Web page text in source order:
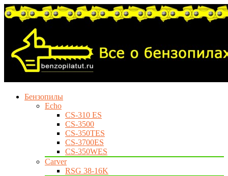
Бензопилы
Echo
CS-310 ES
CS-3500
CS-350TES
CS-3700ES
CS-350WES
Carver
RSG 38-16K